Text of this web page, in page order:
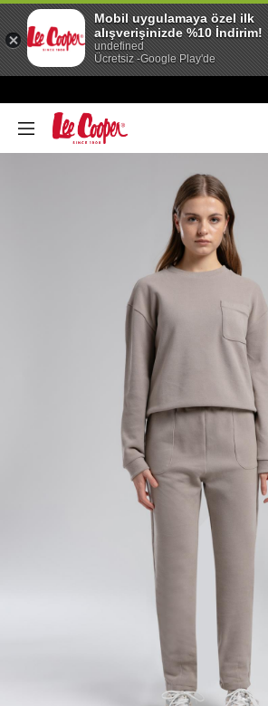
Mobil uygulamaya özel ilk
alışverişinizde %10 İndirim!
undefined
Ücretsiz -Google Play'de